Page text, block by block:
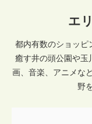
エ
都内有数のショッピ
癒す井の頭公園や玉
画、音楽、アニメな
野